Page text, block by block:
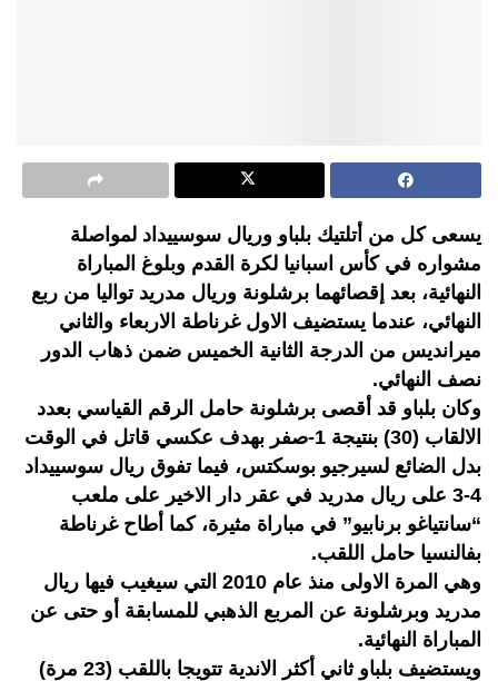
يسعى كل من أتلتيك بلباو وريال سوسييداد لمواصلة
مشواره في كأس اسبانيا لكرة القدم وبلوغ المباراة
النهائية، بعد إقصائهما برشلونة وريال مدريد تواليا من ربع
النهائي، عندما يستضيف الاول غرناطة الاربعاء والثاني
ميرانديس من الدرجة الثانية الخميس ضمن ذهاب الدور
نصف النهائي.
وكان بلباو قد أقصى برشلونة حامل الرقم القياسي بعدد
الالقاب (30) بنتيجة 1-صفر بهدف عكسي قاتل في الوقت
بدل الضائع لسيرجيو بوسكتس، فيما تفوق ريال سوسييداد
4-3 على ريال مدريد في عقر دار الاخير على ملعب
“سانتياغو برنابيو” في مباراة مثيرة، كما أطاح غرناطة
بفالنسيا حامل اللقب.
وهي المرة الاولى منذ عام 2010 التي سيغيب فيها ريال
مدريد وبرشلونة عن المربع الذهبي للمسابقة أو حتى عن
المباراة النهائية.
ويستضيف بلباو ثاني أكثر الاندية تتويجا باللقب (23 مرة)